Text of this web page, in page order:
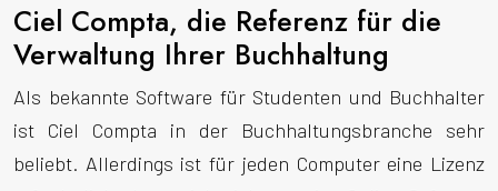
Ciel Compta, die Referenz für die
Verwaltung Ihrer Buchhaltung
Als bekannte Software für Studenten und Buchhalter
ist Ciel Compta in der Buchhaltungsbranche sehr
beliebt. Allerdings ist für jeden Computer eine Lizenz